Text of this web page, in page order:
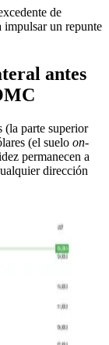
de
impulsar un repunte
antes
(la parte superior
(el suelo on-
permanecen a
dirección